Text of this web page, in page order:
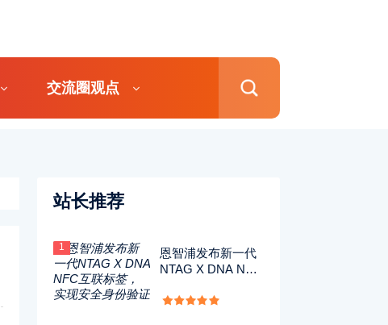
交流圈观点
站长推荐
1
恩智浦发布新一代
NTAG X DNA NFC
全身份验证